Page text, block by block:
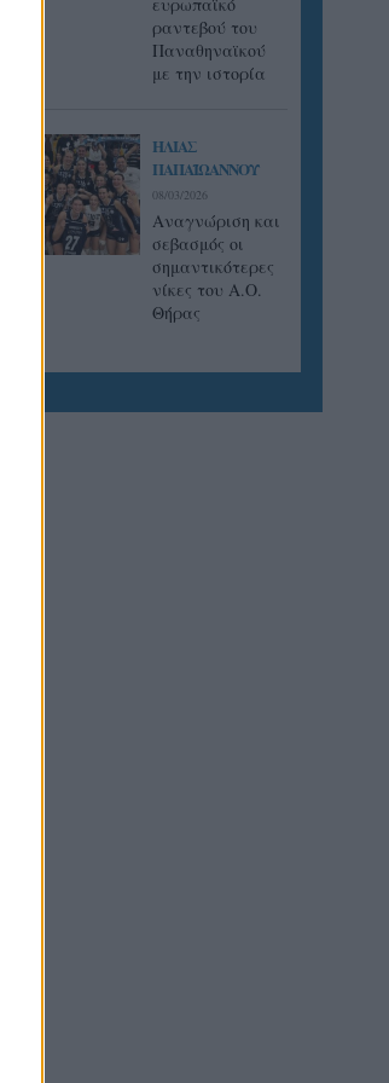
ραντεβού του
Παναθηναϊκού
με την ιστορία
ΗΛΙΑΣ
ΠΑΠΑΪΩΑΝΝΟΥ
08/03/2026
Αναγνώριση και
σεβασμός οι
σημαντικότερες
νίκες του Α.Ο.
Θήρας